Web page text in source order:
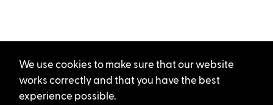
We use cookies to make sure that our website
works correctly and that you have the best
experience possible.